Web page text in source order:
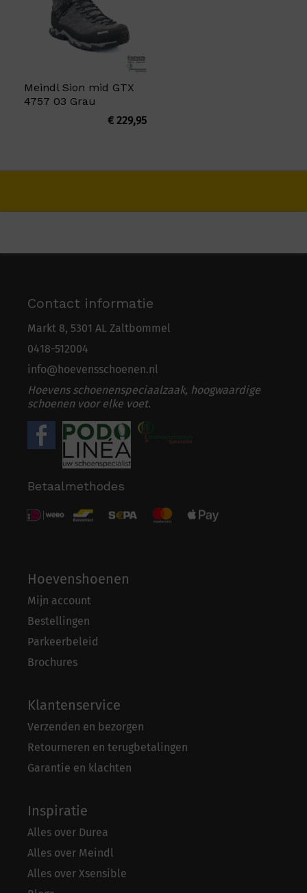
Meindl Sion mid GTX
4757 03 Grau
€229,95
Contact informatie
Markt 8, 5301 AL Zaltbommel
0418-512004
info@hoevensschoenen.nl
Hoevens schoenenspeciaalzaak, hoogwaardige
schoenen voor elke voet.
Betaalmethodes
Hoevenshoenen
Mijn account
Bestellingen
Parkeerbeleid
Brochures
Klantenservice
Verzenden en bezorgen
Retourneren en terugbetalingen
Garantie en klachten
Inspiratie
Alles over Durea
Alles over Meindl
Alles over Xsensible